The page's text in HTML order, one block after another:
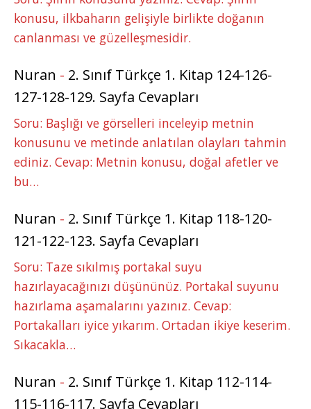
konusu, ilkbaharın gelişiyle birlikte doğanın
canlanması ve güzelleşmesidir.
Nuran - 2. Sınıf Türkçe 1. Kitap 124-126-
127-128-129. Sayfa Cevapları
Soru: Başlığı ve görselleri inceleyip metnin
konusunu ve metinde anlatılan olayları tahmin
ediniz. Cevap: Metnin konusu, doğal afetler ve
bu…
Nuran - 2. Sınıf Türkçe 1. Kitap 118-120-
121-122-123. Sayfa Cevapları
Soru: Taze sıkılmış portakal suyu
hazırlayacağınızı düşününüz. Portakal suyunu
hazırlama aşamalarını yazınız. Cevap:
Portakalları iyice yıkarım. Ortadan ikiye keserim.
Sıkacakla…
Nuran - 2. Sınıf Türkçe 1. Kitap 112-114-
115-116-117. Sayfa Cevapları